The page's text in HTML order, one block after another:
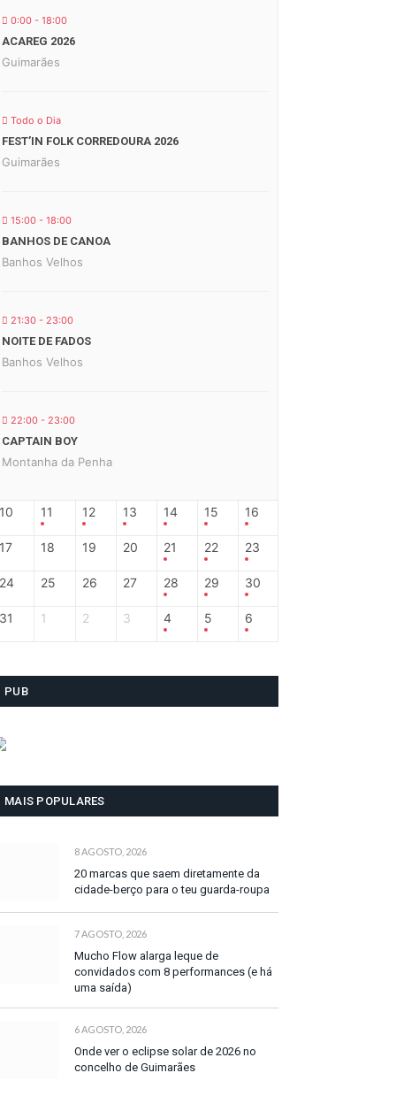
0:00 - 18:00
ACAREG 2026
Guimarães
Todo o Dia
FEST’IN FOLK CORREDOURA 2026
Guimarães
15:00 - 18:00
BANHOS DE CANOA
Banhos Velhos
21:30 - 23:00
NOITE DE FADOS
Banhos Velhos
22:00 - 23:00
CAPTAIN BOY
Montanha da Penha
10 11 12 13 14 15 16
17 18 19 20 21 22 23
24 25 26 27 28 29 30
31 1 2 3 4 5 6
PUB
MAIS POPULARES
8 AGOSTO, 2026
20 marcas que saem diretamente da
cidade-berço para o teu guarda-roupa
7 AGOSTO, 2026
Mucho Flow alarga leque de
convidados com 8 performances (e há
uma saída)
6 AGOSTO, 2026
Onde ver o eclipse solar de 2026 no
concelho de Guimarães